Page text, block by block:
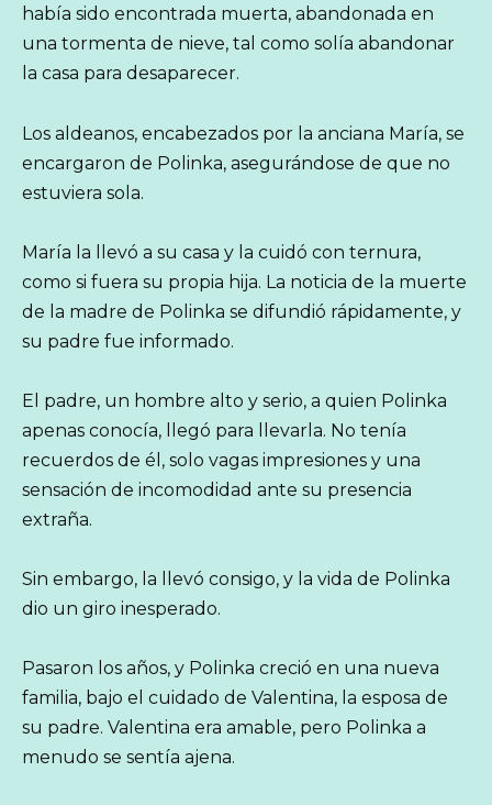
había sido encontrada muerta, abandonada en
una tormenta de nieve, tal como solía abandonar
la casa para desaparecer.
Los aldeanos, encabezados por la anciana María, se
encargaron de Polinka, asegurándose de que no
estuviera sola.
María la llevó a su casa y la cuidó con ternura,
como si fuera su propia hija. La noticia de la muerte
de la madre de Polinka se difundió rápidamente, y
su padre fue informado.
El padre, un hombre alto y serio, a quien Polinka
apenas conocía, llegó para llevarla. No tenía
recuerdos de él, solo vagas impresiones y una
sensación de incomodidad ante su presencia
extraña.
Sin embargo, la llevó consigo, y la vida de Polinka
dio un giro inesperado.
Pasaron los años, y Polinka creció en una nueva
familia, bajo el cuidado de Valentina, la esposa de
su padre. Valentina era amable, pero Polinka a
menudo se sentía ajena.